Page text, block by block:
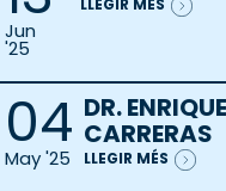
Jun
'25
LLEGIR MÉS
04
May '25
DR.
CARRERAS
LLEGIR MÉS